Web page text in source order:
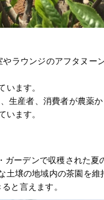
ラウンジのアフタヌー
ます。
生産者、消費者が農薬
ます。
ーデンで収穫された夏
壌の地域内の茶園を維
と言えます。